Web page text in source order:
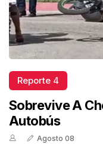
Reporte 4
Sobrevive A
Autobús
Agosto 08